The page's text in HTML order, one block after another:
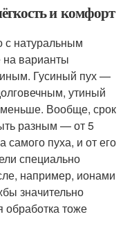
и комфорт
с натуральным
на варианты
Гусиный пух —
утиный
Вообще, срок
разным — от 5
самого пуха, и от его
специально
например, ионами
значительно
обработка тоже